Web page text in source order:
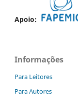
Apoio:
Informações
Para Leitores
Para Autores